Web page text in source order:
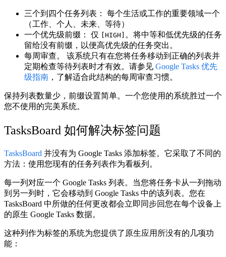
三个到四个任务列表：
每个生活或工作的重要领域一个
（工作、个人、未来、等待）
一个优先级前缀：
仅 [HIGH]
。将中等和低优先级的任务
留给没有前缀，以便高优先级的任务突出。
每周审查。
该系统只有在您将任务移动到正确的列表并
定期检查等待列表时才有效。请参见 Google Tasks 优先
级指南 ，了解适合此结构的每周审查习惯。
保持列表数量少，前缀设置简单。一个您使用的系统胜过一个
您不使用的完美系统。
TasksBoard 如何解决标签问题
TasksBoard 并没有为 Google Tasks 添加标签。它采取了不同的
方法：使用您现有的任务列表作为看板列。
每一列对应一个 Google Tasks 列表。当您将任务卡从一列拖动
到另一列时，它会移动到 Google Tasks 中的该列表。您在
TasksBoard 中所做的任何更改都会立即同步回您在每个设备上
的原生 Google Tasks 数据。
这种列作为标签的系统为您提供了原生应用所没有的几项功
能：